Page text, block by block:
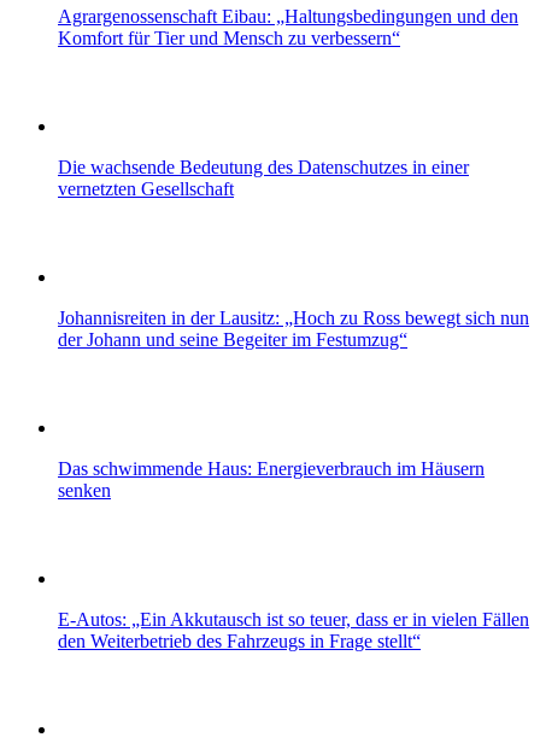
Agrargenossenschaft Eibau: „Haltungsbedingungen und den
Komfort für Tier und Mensch zu verbessern“
Die wachsende Bedeutung des Datenschutzes in einer
vernetzten Gesellschaft
Johannisreiten in der Lausitz: „Hoch zu Ross bewegt sich nun
der Johann und seine Begeiter im Festumzug“
Das schwimmende Haus: Energieverbrauch im Häusern
senken
E-Autos: „Ein Akkutausch ist so teuer, dass er in vielen Fällen
den Weiterbetrieb des Fahrzeugs in Frage stellt“